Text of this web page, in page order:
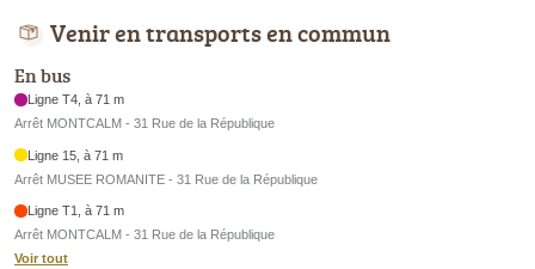
Venir en transports en commun
En bus
Ligne T4, à 71 m
Arrêt MONTCALM - 31 Rue de la République
Ligne 15, à 71 m
Arrêt MUSEE ROMANITE - 31 Rue de la République
Ligne T1, à 71 m
Arrêt MONTCALM - 31 Rue de la République
Voir tout